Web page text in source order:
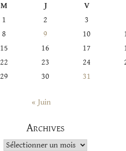
M J
V
1
2
3
8 9 10
15 16 17
22 23 24
29 30 31
« Juin
Archives
Archives